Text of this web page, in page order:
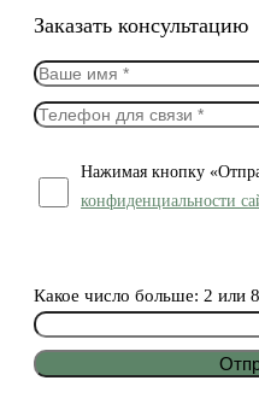
Заказать консультацию
Нажимая кнопку
конфиденциальности
Какое число больше: 2 или